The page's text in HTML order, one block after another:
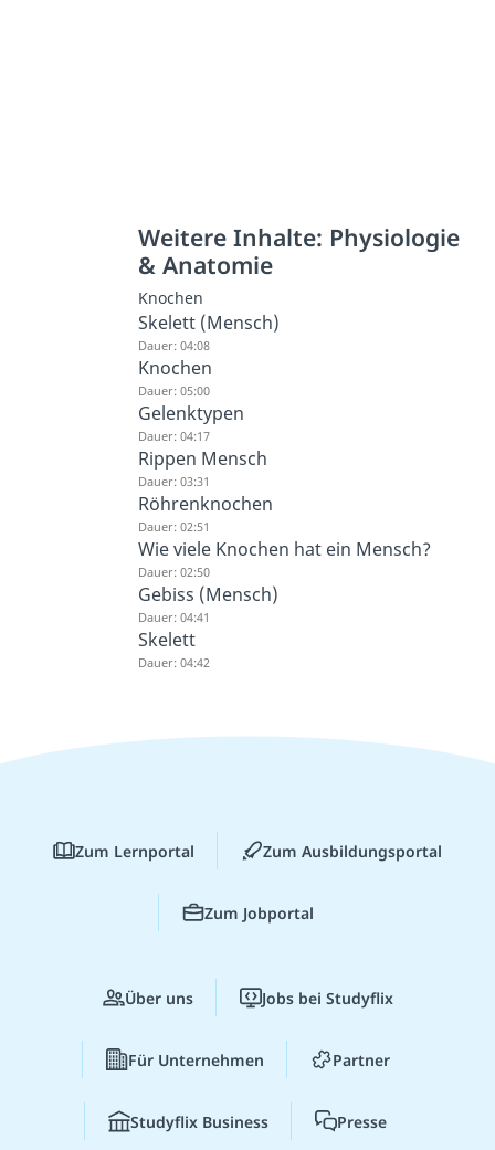
Weitere Inhalte: Physiologie
& Anatomie
Knochen
Skelett (Mensch)
Dauer: 04:08
Knochen
Dauer: 05:00
Gelenktypen
Dauer: 04:17
Rippen Mensch
Dauer: 03:31
Röhrenknochen
Dauer: 02:51
Wie viele Knochen hat ein Mensch?
Dauer: 02:50
Gebiss (Mensch)
Dauer: 04:41
Skelett
Dauer: 04:42
Zum Lernportal Zum Ausbildungsportal
Zum Jobportal
Über uns Jobs bei Studyflix
Für Unternehmen Partner
Studyflix Business Presse